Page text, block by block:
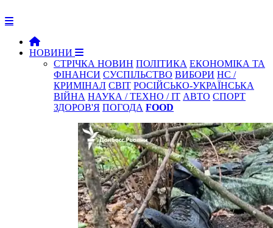
НОВИНИ
СТРІЧКА НОВИН ПОЛІТИКА ЕКОНОМІКА ТА
ФІНАНСИ СУСПІЛЬСТВО ВИБОРИ НС /
КРИМІНАЛ СВІТ РОСІЙСЬКО-УКРАЇНСЬКА
ВІЙНА НАУКА / ТЕХНО / IT АВТО СПОРТ
ЗДОРОВ'Я ПОГОДА FOOD